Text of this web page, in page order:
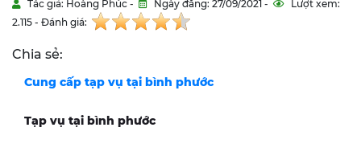
Tác giả: Hoàng Phúc - Ngày đăng: 27/09/2021 -
Lượt xem:
2.115 - Đánh giá:
Chia sẻ:
Cung cấp tạp vụ tại bình phước
Tạp vụ tại bình phước